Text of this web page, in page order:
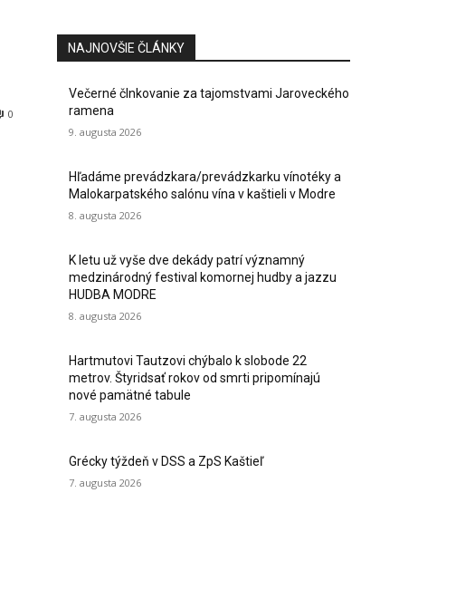
0
NAJNOVŠIE ČLÁNKY
Večerné člnkovanie za tajomstvami Jaroveckého
ramena
9. augusta 2026
Hľadáme prevádzkara/prevádzkarku vínotéky a
Malokarpatského salónu vína v kaštieli v Modre
8. augusta 2026
K letu už vyše dve dekády patrí významný
medzinárodný festival komornej hudby a jazzu
HUDBA MODRE
8. augusta 2026
Hartmutovi Tautzovi chýbalo k slobode 22
metrov. Štyridsať rokov od smrti pripomínajú
nové pamätné tabule
7. augusta 2026
Grécky týždeň v DSS a ZpS Kaštieľ
7. augusta 2026